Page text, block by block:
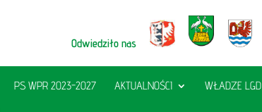
Odwiedziło nas
PS WPR 2023-2027 AKTUALNOŚCI WŁADZE LGD